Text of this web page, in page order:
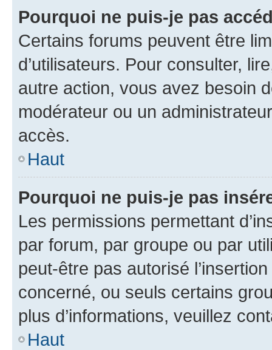
Pourquoi ne puis-je pas
Certains forums peuvent être
d’utilisateurs. Pour consulter,
autre action, vous avez besoin
modérateur ou un
accès.
Haut
Pourquoi ne puis-je pas
Les permissions permettant
par forum, par groupe ou par
peut-être pas autorisé
concerné, ou seuls certains
plus d’informations, veuillez
Haut